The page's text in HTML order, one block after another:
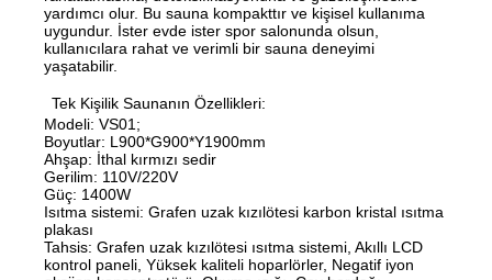
yardımcı olur. Bu sauna kompakttır ve kişisel kullanıma
uygundur. İster evde ister spor salonunda olsun,
kullanıcılara rahat ve verimli bir sauna deneyimi
yaşatabilir.
Tek Kişilik Saunanın Özellikleri:
Modeli: VS01;
Boyutlar: L900*G900*Y1900mm
Ahşap: İthal kırmızı sedir
Gerilim: 110V/220V
Güç: 1400W
Isıtma sistemi: Grafen uzak kızılötesi karbon kristal ısıtma
plakası
Tahsis: Grafen uzak kızılötesi ısıtma sistemi, Akıllı LCD
kontrol paneli, Yüksek kaliteli hoparlörler, Negatif iyon